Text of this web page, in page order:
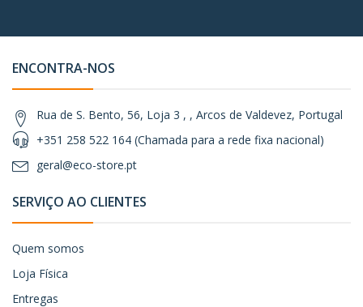
ENCONTRA-NOS
Rua de S. Bento, 56, Loja 3 , , Arcos de Valdevez, Portugal
+351 258 522 164 (Chamada para a rede fixa nacional)
geral@eco-store.pt
SERVIÇO AO CLIENTES
Quem somos
Loja Física
Entregas